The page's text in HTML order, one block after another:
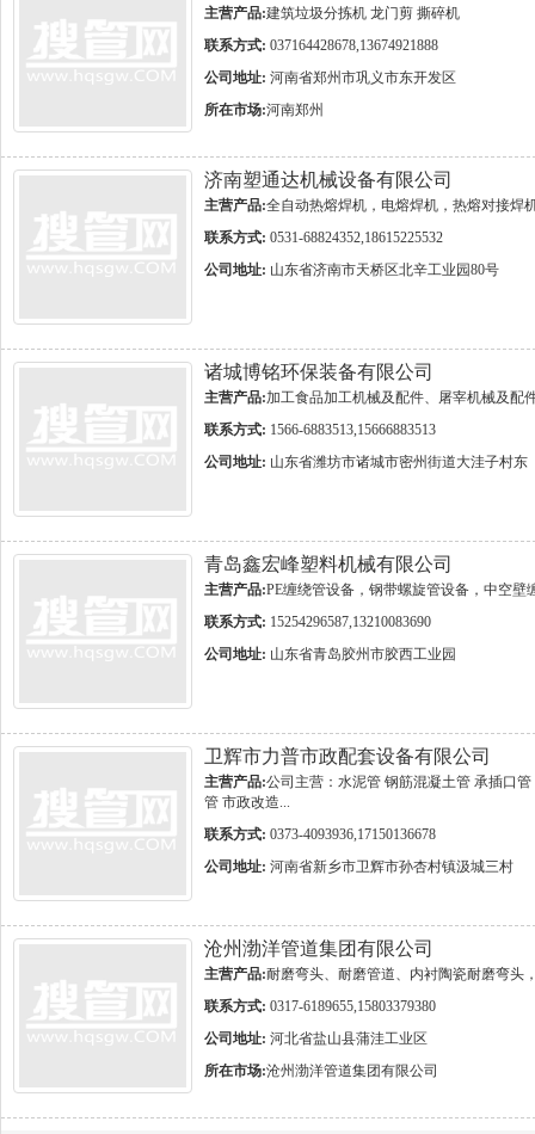
主营产品:建筑垃圾分拣机 龙门剪 撕碎机
联系方式: 037164428678,13674921888
公司地址: 河南省郑州市巩义市东开发区
所在市场:河南郑州
济南塑通达机械设备有限公司
主营产品:全自动热熔焊机，电熔焊机，热熔对接焊
联系方式: 0531-68824352,18615225532
公司地址: 山东省济南市天桥区北辛工业园80号
诸城博铭环保装备有限公司
主营产品:加工食品加工机械及配件、屠宰机械及配
联系方式: 1566-6883513,15666883513
公司地址: 山东省潍坊市诸城市密州街道大洼子村东
青岛鑫宏峰塑料机械有限公司
主营产品:PE缠绕管设备，钢带螺旋管设备，中空
联系方式: 15254296587,13210083690
公司地址: 山东省青岛胶州市胶西工业园
卫辉市力普市政配套设备有限公司
主营产品:公司主营：水泥管 钢筋混凝土管 承插口
管 市政改造...
联系方式: 0373-4093936,17150136678
公司地址: 河南省新乡市卫辉市孙杏村镇汲城三村
沧州渤洋管道集团有限公司
主营产品:耐磨弯头、耐磨管道、内衬陶瓷耐磨弯头
联系方式: 0317-6189655,15803379380
公司地址: 河北省盐山县蒲洼工业区
所在市场:沧州渤洋管道集团有限公司